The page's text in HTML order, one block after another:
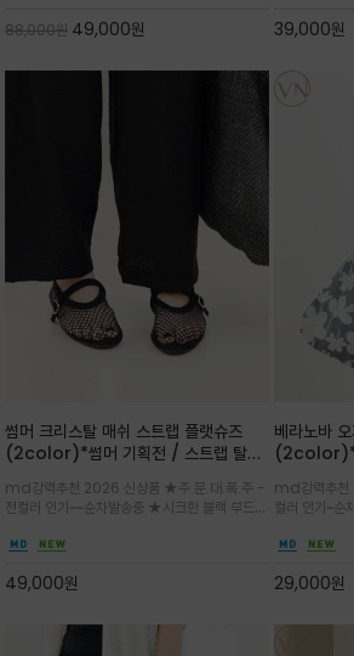
88,000원 49,000원
리 숄더백
39,000원
썸머 크리스탈 매쉬 스트랩 플랫슈즈
(2color)*썸머 기획전 / 스트랩 탈착
세한 메쉬 짜임 위로 은은하게 반짝이는
크리스탈 디테일을 더한 플랫슈즈
md강력추천 2026 신상품 ★주.문.대.폭.주 -
전컬러 인기~~순차발송중 ★시크한 블랙 부드러
하게 좋으며 가볍고 시원해 데일리 만능 아이템 /
49,000원
베라노바
(2color)*
코백
md강력추
컬러 인기~순
고급스럽게
해져 완성
29,000원